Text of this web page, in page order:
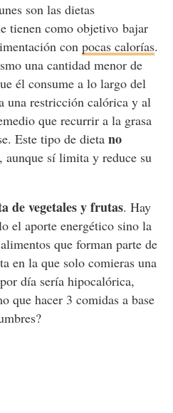
son las dietas
tienen como objetivo bajar
con pocas calorías.
una cantidad menor de
él consume a lo largo del
una restricción calórica y al
que recurrir a la grasa
Este tipo de dieta no
aunque sí limita y reduce su
de vegetales y frutas. Hay
el aporte energético sino la
que forman parte de
en la que solo comieras una
día sería hipocalórica,
que hacer 3 comidas a base